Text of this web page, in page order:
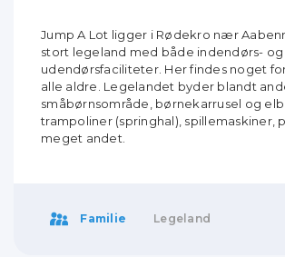
Jump A Lot ligger i Rødekro nær
stort legeland med både indendørs- og
udendørsfaciliteter. Her findes noget
alle aldre. Legelandet byder blandt
småbørnsområde, børnekarrusel og
trampoliner (springhal), spillemaskiner,
meget andet.
Familie Legeland